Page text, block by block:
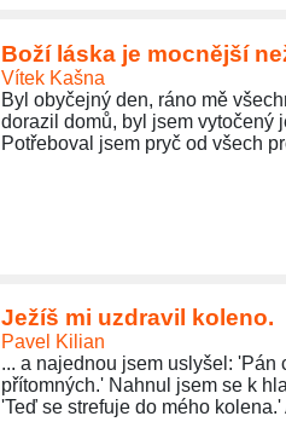
Boží láska je mocnější
Vítek Kašna
Byl obyčejný den, ráno mě
dorazil domů, byl jsem vytočený
Potřeboval jsem pryč od všech
Ježíš mi uzdravil koleno.
Pavel Kilian
... a najednou jsem uslyšel:
přítomných.' Nahnul jsem se k
'Teď se strefuje do mého kolena.'